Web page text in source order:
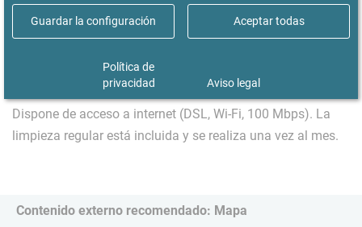
El apartamento amueblado tiene capacidad para una
alquiler incluye los gastos de calefacción, agua y
electricidad. También se incluye la tasa de radiodifusión.
Dispone de acceso a internet (DSL, Wi-Fi, 100 Mbps). La
limpieza regular está incluida y se realiza una vez al mes.
Contenido externo recomendado: Mapa
Guardar la configuración Aceptar todas
Política de
privacidad
Aviso legal